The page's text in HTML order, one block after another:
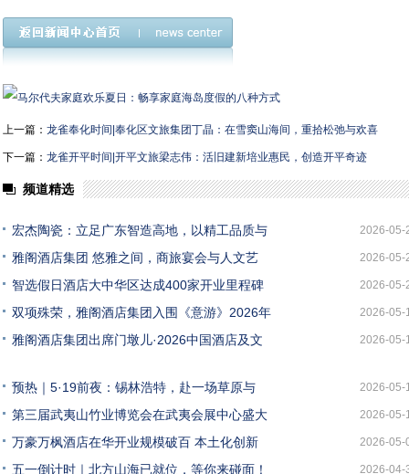
上一篇： 龙雀奉化时间|奉化区文旅集团丁晶：在雪窦山海间，重拾松弛与欢喜
下一篇： 龙雀开平时间|开平文旅梁志伟：活旧建新培业惠民，创造开平奇迹
频道精选
宏杰陶瓷：立足广东智造高地，以精工品质与 2026-05-
雅阁酒店集团 悠雅之间，商旅宴会与人文艺 2026-05-
智选假日酒店大中华区达成400家开业里程碑 2026-05-
双项殊荣，雅阁酒店集团入围《意游》2026年 2026-05-
雅阁酒店集团出席门墩儿·2026中国酒店及文 2026-05-
预热｜5·19前夜：锡林浩特，赴一场草原与 2026-05-
第三届武夷山竹业博览会在武夷会展中心盛大 2026-05-
万豪万枫酒店在华开业规模破百 本土化创新 2026-05-
五一倒计时｜北方山海已就位，等你来碰面！ 2026-04-